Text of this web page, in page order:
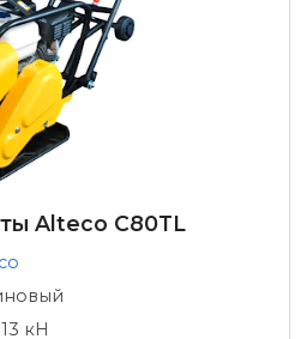
Alteco C80TL
кН